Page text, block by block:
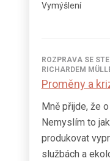
Vymýšlení
ROZPRAVA SE
RICHARDEM
Proměny a
Mně přijde, že
Nemyslím to
produkovat
službách a